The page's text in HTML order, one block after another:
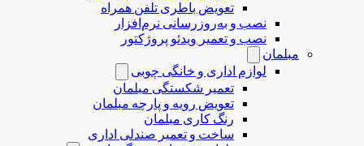
تعویض باطری تلفن همراه
نصب و به‌روزرسانی نرم‌افزار
نصب و تعمیر ویدئو پروژکتور
مبلمان
لوازم اداری و خانگی چوبی
تعمیر شکستگی مبلمان
تعویض رویه و پارچه مبلمان
رنگ کاری مبلمان
ساخت و تعمیر صندلی اداری